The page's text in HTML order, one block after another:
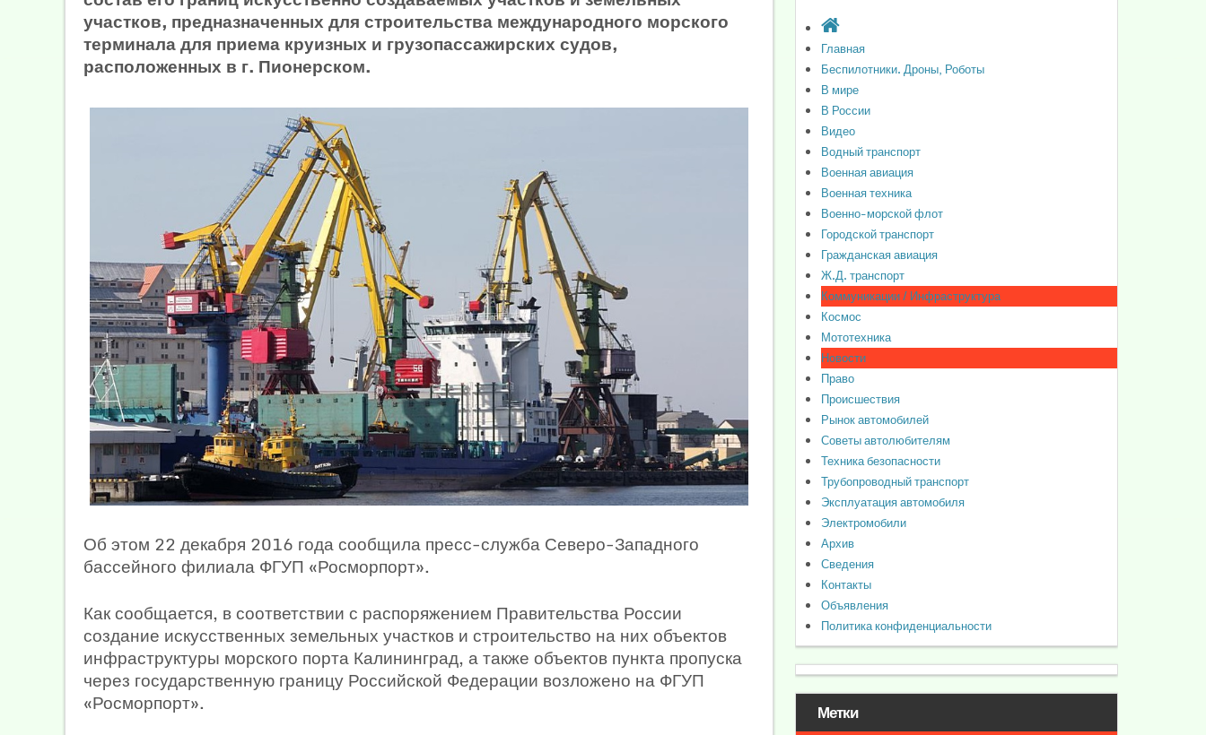
участков, предназначенных для строительства международного морского
терминала для приема круизных и грузопассажирских судов,
расположенных в г. Пионерском.
Об этом 22 декабря 2016 года сообщила пресс-служба Северо-Западного
бассейного филиала ФГУП «Росморпорт».
Как сообщается, в соответствии с распоряжением Правительства России
создание искусственных земельных участков и строительство на них объектов
инфраструктуры морского порта Калининград, а также объектов пункта пропуска
через государственную границу Российской Федерации возложено на ФГУП
«Росморпорт».
Главная
Беспилотники. Дроны, Роботы
В мире
В России
Видео
Водный транспорт
Военная авиация
Военная техника
Военно-морской флот
Городской транспорт
Гражданская авиация
Ж.Д. транспорт
Коммуникации / Инфраструктура
Космос
Мототехника
Новости
Право
Происшествия
Рынок автомобилей
Советы автолюбителям
Техника безопасности
Трубопроводный транспорт
Эксплуатация автомобиля
Электромобили
Архив
Сведения
Контакты
Объявления
Политика конфиденциальности
Метки